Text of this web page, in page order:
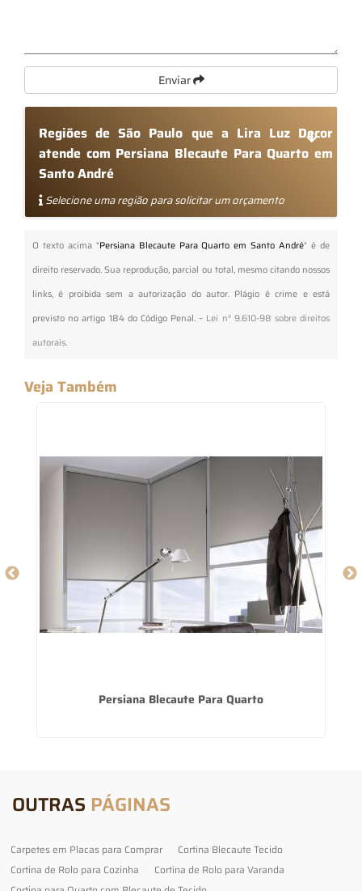
Enviar
Regiões de São Paulo que a Lira Luz Decor
atende com Persiana Blecaute Para Quarto em
Santo André
Selecione uma região para solicitar um orçamento
O texto acima "Persiana Blecaute Para Quarto em Santo André" é de
direito reservado. Sua reprodução, parcial ou total, mesmo citando nossos
links, é proibida sem a autorização do autor. Plágio é crime e está
previsto no artigo 184 do Código Penal. – Lei n° 9.610-98 sobre direitos
autorais.
Veja Também
Persiana Blecaute Para Quarto
OUTRAS PÁGINAS
Carpetes em Placas para Comprar
Cortina Blecaute Tecido
Cortina de Rolo para Cozinha
Cortina de Rolo para Varanda